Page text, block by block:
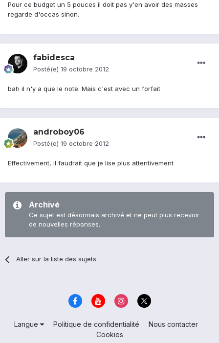
Pour ce budget un 5 pouces il doit pas y'en avoir des masses
regarde d'occas sinon.
fabidesca
Posté(e) 19 octobre 2012
bah il n'y a que le note. Mais c'est avec un forfait
androboy06
Posté(e) 19 octobre 2012
Effectivement, il faudrait que je lise plus attentivement
Archivé
Ce sujet est désormais archivé et ne peut plus recevoir
de nouvelles réponses.
Aller sur la liste des sujets
Langue Politique de confidentialité
Nous contacter
Cookies